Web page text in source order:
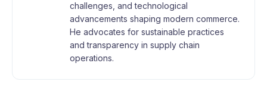
challenges, and technological
advancements shaping modern commerce.
He advocates for sustainable practices
and transparency in supply chain
operations.